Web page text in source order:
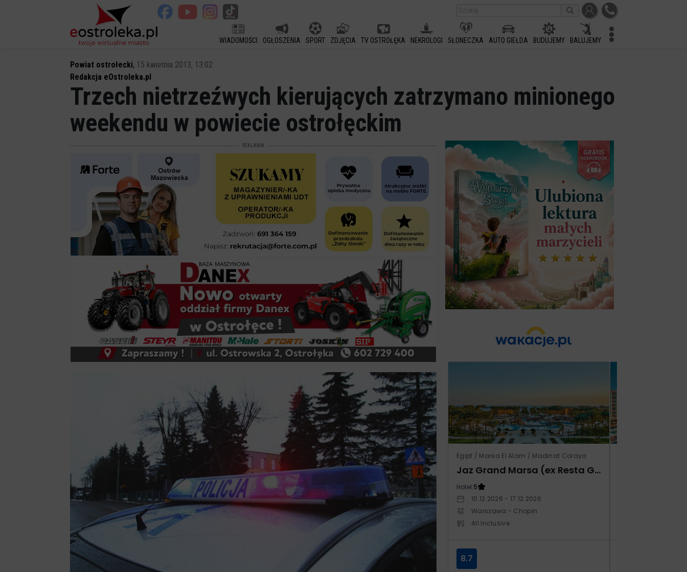
WIADOMOŚCI OGŁOSZENIA SPORT ZDJĘCIA TV OSTROŁĘKA NEKROLOGI SŁONECZKA AUTO GIEŁDA BUDUJEMY BALUJEMY
Powiat ostrołecki, 15 kwietnia 2013, 13:02
Redakcja eOstroleka.pl
Trzech nietrzeźwych kierujących zatrzymano minionego
weekendu w powiecie ostrołęckim
REKLAMA
Egipt / Marsa El Alam / Madinat Coraya
Jaz Grand Marsa (ex Resta Grand Resort)
Hotel:5
10.12.2026 - 17.12.2026
Warszawa - Chopin
All Inclusive
8.7